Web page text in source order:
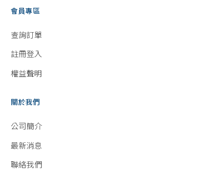
會員專區
查詢訂單
註冊登入
權益聲明
關於我們
公司簡介
最新消息
聯絡我們